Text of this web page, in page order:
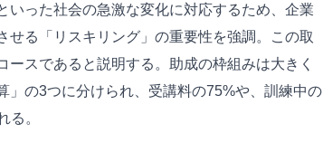
いった社会の急激な変化に対応するため、企業
せる「リスキリング」の重要性を強調。この取
スであると説明する。助成の枠組みは大きく
」の3つに分けられ、受講料の75%や、訓練中の
る。